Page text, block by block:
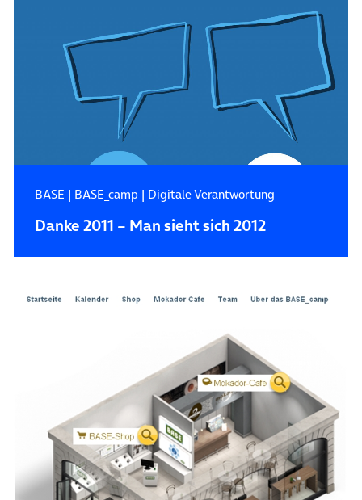
BASE | BASE_camp | Digitale Verantwortung
Danke 2011 – Man sieht sich 2012